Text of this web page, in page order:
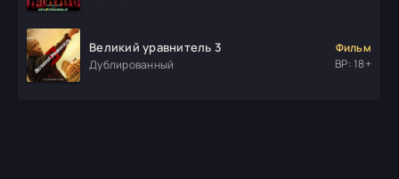
Великий уравнитель 3
Дублированный
Фильм
ВР: 18+